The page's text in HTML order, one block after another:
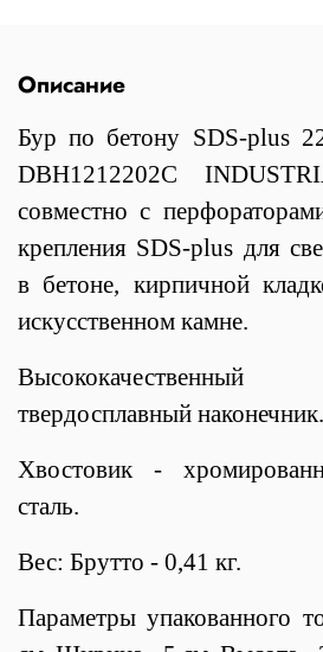
Описание
Бур по бетону SDS-plus
DBH1212202C
совместно с
крепления SDS-plus для
в бетоне, кирпичной
искусственном камне.
Высококачественный
твердосплавный наконечник.
Хвостовик -
сталь.
Вес: Брутто - 0,41 кг.
Параметры упакованного